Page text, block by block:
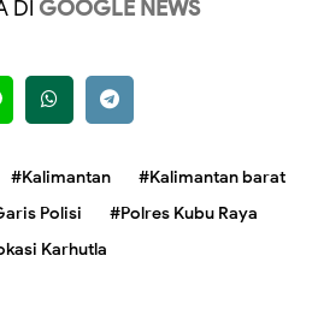
DI GOOGLE NEWS
#Kalimantan
#Kalimantan barat
Polisi
#Polres Kubu Raya
Karhutla